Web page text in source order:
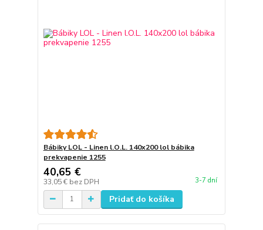
Bábiky LOL - Linen l.O.L. 140x200 lol bábika
prekvapenie 1255
40,65 €
33,05 € bez DPH 3-7 dní
Pridať do košíka